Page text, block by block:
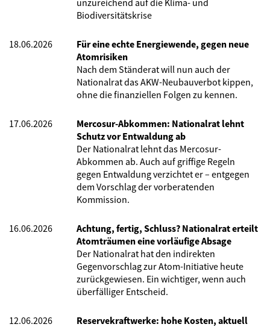
unzureichend auf die Klima- und
Biodiversitätskrise
18.06.2026
Für eine echte Energiewende, gegen neue
Atomrisiken
Nach dem Ständerat will nun auch der
Nationalrat das AKW-Neubauverbot kippen,
ohne die finanziellen Folgen zu kennen.
17.06.2026
Mercosur-Abkommen: Nationalrat lehnt
Schutz vor Entwaldung ab
Der Nationalrat lehnt das Mercosur-
Abkommen ab. Auch auf griffige Regeln
gegen Entwaldung verzichtet er – entgegen
dem Vorschlag der vorberatenden
Kommission.
16.06.2026
Achtung, fertig, Schluss? Nationalrat erteilt
Atomträumen eine vorläufige Absage
Der Nationalrat hat den indirekten
Gegenvorschlag zur Atom-Initiative heute
zurückgewiesen. Ein wichtiger, wenn auch
überfälliger Entscheid.
12.06.2026
Reservekraftwerke: hohe Kosten, aktuell